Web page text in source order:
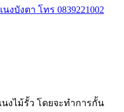
งบังตา โทร 0839221002
งไม้รั้ว โดยจะทำการกั้น